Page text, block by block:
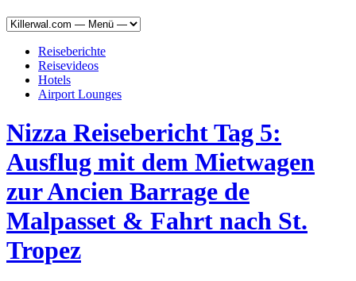
Reiseberichte
Reisevideos
Hotels
Airport Lounges
Nizza Reisebericht Tag 5:
Ausflug mit dem Mietwagen
zur Ancien Barrage de
Malpasset & Fahrt nach St.
Tropez